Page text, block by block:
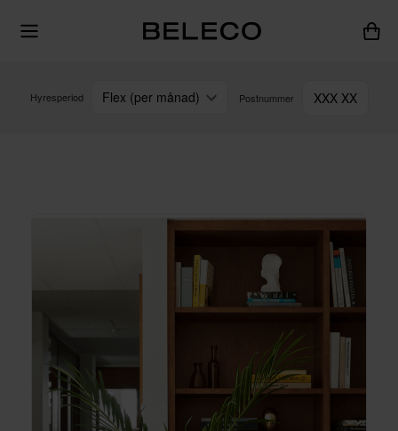
Hyresperiod Flex (per månad) Postnummer XXX XX